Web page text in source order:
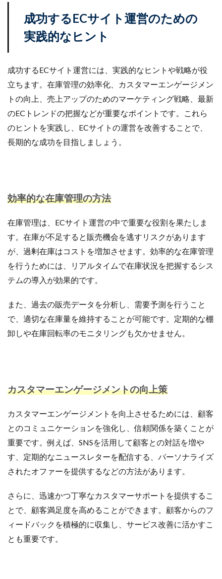
成功するECサイト運営のための
実践的なヒント
成功するECサイト運営には、実践的なヒントや戦略が役
立ちます。在庫管理の効率化、カスタマーエンゲージメン
トの向上、売上アップのためのマーケティング戦略、最新
のECトレンドの把握などが重要なポイントです。これら
のヒントを実践し、ECサイトの運営を改善することで、
長期的な成功を目指しましょう。
効率的な在庫管理の方法
在庫管理は、ECサイト運営の中で重要な役割を果たしま
す。在庫が不足すると販売機会を逃すリスクがあります
が、過剰在庫はコストを増加させます。効率的な在庫管理
を行うためには、リアルタイムで在庫状況を把握するシス
テムの導入が効果的です。
また、過去の販売データを分析し、需要予測を行うこと
で、適切な在庫量を維持することが可能です。定期的な棚
卸しや在庫回転率のモニタリングも欠かせません。
カスタマーエンゲージメントの向上策
カスタマーエンゲージメントを向上させるためには、顧客
とのコミュニケーションを強化し、信頼関係を築くことが
重要です。例えば、SNSを活用して顧客との対話を増や
す、定期的なニュースレターを配信する、パーソナライズ
されたオファーを提供するなどの方法があります。
さらに、迅速かつ丁寧なカスタマーサポートを提供するこ
とで、顧客満足度を高めることができます。顧客からのフ
ィードバックを積極的に収集し、サービス改善に活かすこ
とも重要です。